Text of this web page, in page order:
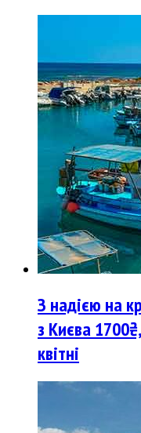
З надією на
з Києва
квітні